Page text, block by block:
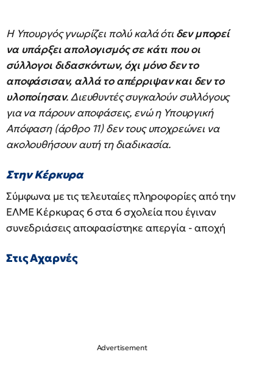
Η Υπουργός γνωρίζει πολύ καλά ότι δεν μπορεί
να υπάρξει απολογισμός σε κάτι που οι
σύλλογοι διδασκόντων, όχι μόνο δεν το
αποφάσισαν, αλλά το απέρριψαν και δεν το
υλοποίησαν. Διευθυντές συγκαλούν συλλόγους
για να πάρουν αποφάσεις, ενώ η Υπουργική
Απόφαση (άρθρο 11) δεν τους υποχρεώνει να
ακολουθήσουν αυτή τη διαδικασία.
Στην Κέρκυρα
Σύμφωνα με τις τελευταίες πληροφορίες από την
ΕΛΜΕ Κέρκυρας 6 στα 6 σχολεία που έγιναν
συνεδριάσεις αποφασίστηκε απεργία - αποχή
Στις Αχαρνές